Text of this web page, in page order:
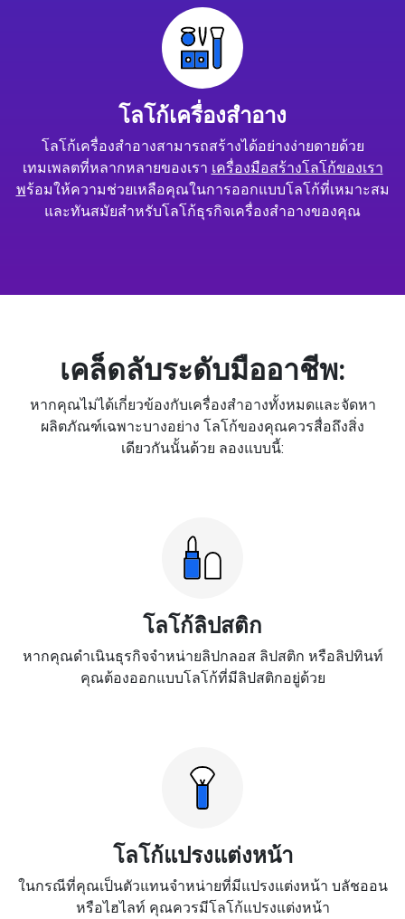
โลโก้เครื่องสำอาง
โลโก้เครื่องสำอางสามารถสร้างได้อย่างง่ายดายด้วย
เทมเพลตที่หลากหลายของเรา เครื่องมือสร้างโลโก้ของเรา
พร้อมให้ความช่วยเหลือคุณในการออกแบบโลโก้ที่เหมาะสม
และทันสมัยสำหรับโลโก้ธุรกิจเครื่องสำอางของคุณ
เคล็ดลับระดับมืออาชีพ:
หากคุณไม่ได้เกี่ยวข้องกับเครื่องสำอางทั้งหมดและจัดหา
ผลิตภัณฑ์เฉพาะบางอย่าง โลโก้ของคุณควรสื่อถึงสิ่ง
เดียวกันนั้นด้วย ลองแบบนี้:
โลโก้ลิปสติก
หากคุณดำเนินธุรกิจจำหน่ายลิปกลอส ลิปสติก หรือลิปทินท์
คุณต้องออกแบบโลโก้ที่มีลิปสติกอยู่ด้วย
โลโก้แปรงแต่งหน้า
ในกรณีที่คุณเป็นตัวแทนจำหน่ายที่มีแปรงแต่งหน้า บลัชออน
หรือไฮไลท์ คุณควรมีโลโก้แปรงแต่งหน้า